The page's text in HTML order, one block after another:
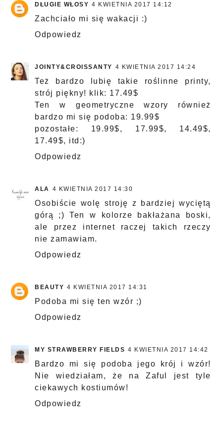
DŁUGIE WŁOSY 4 KWIETNIA 2017 14:12
Zachciało mi się wakacji :)
Odpowiedz
JOINTY&CROISSANTY 4 KWIETNIA 2017 14:24
Też bardzo lubię takie roślinne printy,
strój piękny! klik: 17.49$
Ten w geometryczne wzory również
bardzo mi się podoba: 19.99$
pozostałe: 19.99$, 17.99$, 14.49$,
17.49$, itd:)
Odpowiedz
ALA 4 KWIETNIA 2017 14:30
Osobiście wolę stroję z bardziej wyciętą
górą ;) Ten w kolorze bakłażana boski,
ale przez internet raczej takich rzeczy
nie zamawiam.
Odpowiedz
BEAUTY 4 KWIETNIA 2017 14:31
Podoba mi się ten wzór ;)
Odpowiedz
MY STRAWBERRY FIELDS 4 KWIETNIA 2017 14:42
Bardzo mi się podoba jego krój i wzór!
Nie wiedziałam, że na Zaful jest tyle
ciekawych kostiumów!
Odpowiedz